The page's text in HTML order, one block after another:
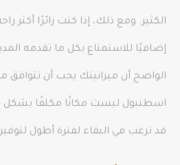
الكثير. ومع ذلك، إذا كنت زائرًا أكثر
إضافيًا للاستمتاع بكل ما تقدمه
الواضح أن ميزانيتك يجب أن تتوافق
اسطنبول ليست مكانًا مكلفًا بشكل
قد ترغب في البقاء لفترة أطول